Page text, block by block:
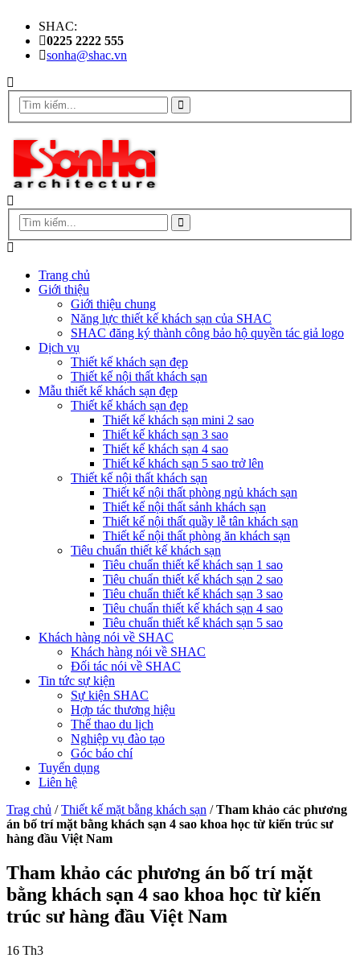
SHAC:
0225 2222 555
sonha@shac.vn
Trang chủ
Giới thiệu
Giới thiệu chung
Năng lực thiết kế khách sạn của SHAC
SHAC đăng ký thành công bảo hộ quyền tác giả logo
Dịch vụ
Thiết kế khách sạn đẹp
Thiết kế nội thất khách sạn
Mẫu thiết kế khách sạn đẹp
Thiết kế khách sạn đẹp
Thiết kế khách sạn mini 2 sao
Thiết kế khách sạn 3 sao
Thiết kế khách sạn 4 sao
Thiết kế khách sạn 5 sao trở lên
Thiết kế nội thất khách sạn
Thiết kế nội thất phòng ngủ khách sạn
Thiết kế nội thất sảnh khách sạn
Thiết kế nội thất quầy lễ tân khách sạn
Thiết kế nội thất phòng ăn khách sạn
Tiêu chuẩn thiết kế khách sạn
Tiêu chuẩn thiết kế khách sạn 1 sao
Tiêu chuẩn thiết kế khách sạn 2 sao
Tiêu chuẩn thiết kế khách sạn 3 sao
Tiêu chuẩn thiết kế khách sạn 4 sao
Tiêu chuẩn thiết kế khách sạn 5 sao
Khách hàng nói về SHAC
Khách hàng nói về SHAC
Đối tác nói về SHAC
Tin tức sự kiện
Sự kiện SHAC
Hợp tác thương hiệu
Thể thao du lịch
Nghiệp vụ đào tạo
Góc báo chí
Tuyển dụng
Liên hệ
Trag chủ /Thiết kế mặt bằng khách sạn /Tham khảo các phương
án bố trí mặt bằng khách sạn 4 sao khoa học từ kiến trúc sư
hàng đầu Việt Nam
Tham khảo các phương án bố trí mặt
bằng khách sạn 4 sao khoa học từ kiến
trúc sư hàng đầu Việt Nam
16 Th3